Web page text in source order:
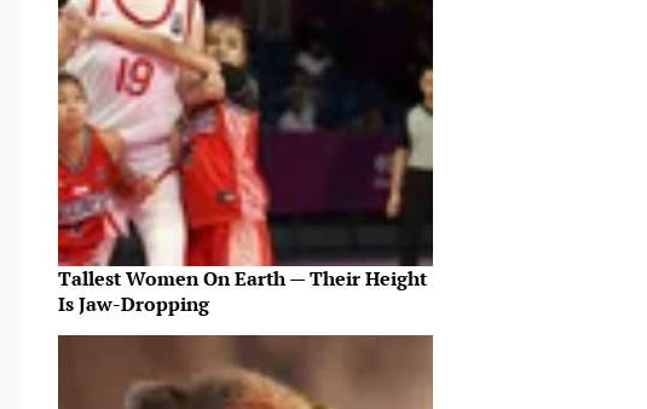
Tallest Women On Earth — Their Height
Is Jaw-Dropping